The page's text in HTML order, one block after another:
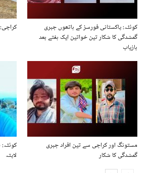
کوئٹہ: پاکستانی فورسز کے ہاتھوں جبری
گمشدگی کا شکار تین خواتین ایک ہفتے بعد
بازیاب
لاپتہ
مستونگ اور کراچی سے تین افراد جبری
گمشدگی کا شکار